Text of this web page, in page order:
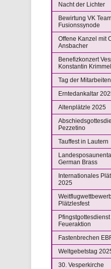
Nacht der Lichter
Bewirtung VK
Fusionssynode
Offene Kanzel mit
Ansbacher
Benefizkonzert
Konstantin Krimmel
Tag der
Erntedankaltar
Altenplätzle 2025
Pezzetino
Tauffest in Lautern
German Brass
Internationales
2025
Plätzlesfest
Pfingstgottesdienst
Feueraktion
Fastenbrechen
Weltgebetstag
30. Vesperkirche